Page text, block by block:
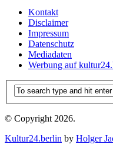
Kontakt
Disclaimer
Impressum
Datenschutz
Mediadaten
Werbung auf
© Copyright 2026.
Kultur24.berlin by Holger